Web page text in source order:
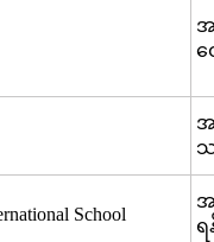
အ
ထ
အ
School
ရ